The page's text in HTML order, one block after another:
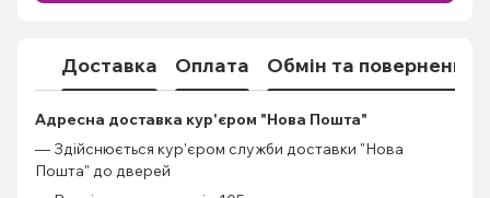
Доставка Оплата Обмін та повернення
Адресна доставка кур'єром "Нова Пошта"
— Здійснюється кур'єром служби доставки "Нова
Пошта" до дверей